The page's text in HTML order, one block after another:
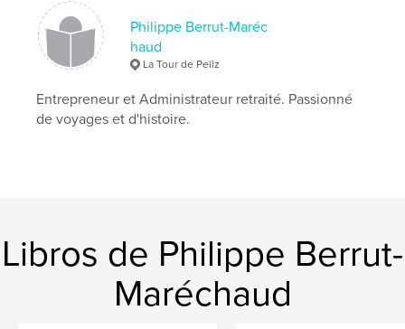
Philippe Berrut-Maréc
haud
La Tour de Peilz
Entrepreneur et Administrateur retraité. Passionné
de voyages et d'histoire.
Libros de Philippe Berrut-
Maréchaud